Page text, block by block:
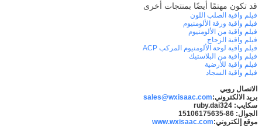
قد تكون مهتمًا أيضًا بمنتجات أخرى
فيلم واقية الصلب اللون
فيلم واقية ورقة الألومنيوم
فيلم واقية من الألومنيوم
فيلم واقية الزجاج
فيلم واقية لوحة الألومنيوم المركب ACP
فيلم واقية من البلاستيك
فيلم واقية للأرضية
فيلم واقية السجاد
الاتصال روبي
بريد الالكتروني:sales@wxisaac.com
سكايب: ruby.dai324
الجوال: 86-15106175635
موقع إلكتروني:www.wxisaac.com